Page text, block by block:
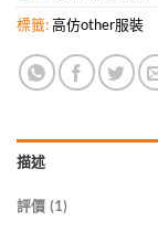
標籤:高仿other服裝
描述
評價 (1)